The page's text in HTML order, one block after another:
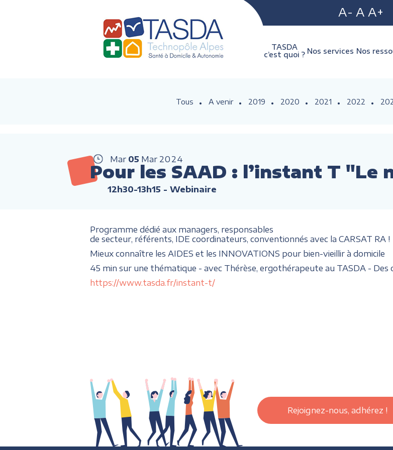
A- A A+
TASDA
c’est quoi ? Nos services Nos
Tous A venir 2019 2020 2021 2022
Mar 05 Mar 2024
Pour les SAAD : l’instant T "Le
12h30-13h15 - Webinaire
Programme dédié aux managers, responsables
de secteur, référents, IDE coordinateurs, conventionnés avec la CARSAT RA !
Mieux connaître les AIDES et les INNOVATIONS pour bien-vieillir à domicile
45 min sur une thématique - avec Thérèse, ergothérapeute au TASDA - Des
https://www.tasda.fr/instant-t/
Rejoignez-nous, adhérez !